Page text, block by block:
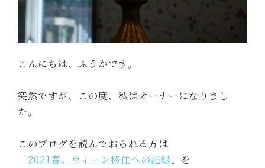
こんにちは、ふうかです。
突然ですが、この度、私はオーナーになりまし
た。
このブログを読んでおられる方は
「2021春。ウィーン移住への記録 」を